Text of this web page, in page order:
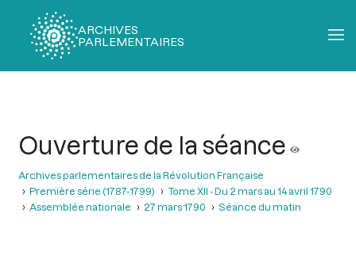
ARCHIVES
PARLEMENTAIRES
Ouverture de la séance
Archives parlementaires de la Révolution Française
Première série (1787-1799)
Tome XII - Du 2 mars au 14 avril 1790
Assemblée nationale
27 mars 1790 Séance du matin